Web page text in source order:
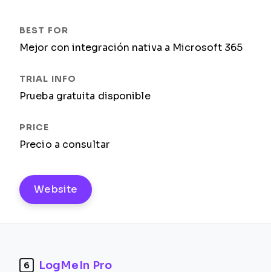
Mejor con integración nativa a Microsoft 365
Prueba gratuita disponible
Precio a consultar
Website
6 LogMeIn Pro